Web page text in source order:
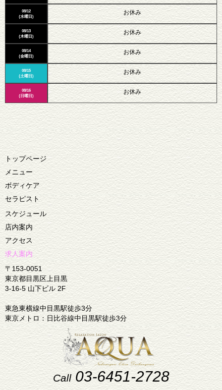
08/12
(水曜日)
08/13
(木曜日)
08/14
(金曜日)
08/15
(土曜日)
08/16
(日曜日)
お休み
お休み
お休み
お休み
お休み
トップページ
メニュー
ボディケア
セラピスト
スケジュール
店内案内
アクセス
求人案内
〒153-0051
東京都目黒区上目黒
3-16-5 山下ビル 2F
東急東横線中目黒駅徒歩3分
東京メトロ：日比谷線中目黒駅徒歩3分
Call03-6451-2728